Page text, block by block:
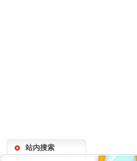
站内搜索